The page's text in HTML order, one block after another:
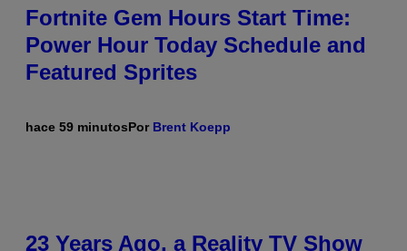
Fortnite Gem Hours Start Time:
Power Hour Today Schedule and
Featured Sprites
hace 59 minutosPor Brent Koepp
23 Years Ago, a Reality TV Show